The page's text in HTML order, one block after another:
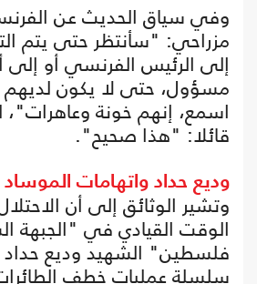
وفي سياق الحديث عن
مزراحي: "سأنتظر حتى يتم
إلى الرئيس الفرنسي أو
مسؤول، حتى لا يكون لديهم
اسمع، إنهم خونة وعاهرات"،
قائلا: "هذا صحيح".
وديع حداد واتهامات الموساد
وتشير الوثائق إلى أن
الوقت القيادي في "الجبهة
فلسطين" الشهيد وديع
سلسلة عمليات خطف